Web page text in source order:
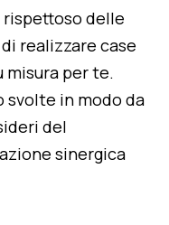
delle
realizzare case
misura per te.
svolte in modo da
del
sinergica